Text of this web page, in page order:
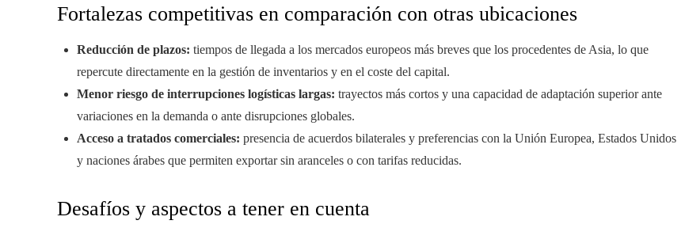
Fortalezas competitivas en comparación con otras ubicaciones
Reducción de plazos: tiempos de llegada a los mercados europeos más breves que los procedentes de Asia, lo que
repercute directamente en la gestión de inventarios y en el coste del capital.
Menor riesgo de interrupciones logísticas largas: trayectos más cortos y una capacidad de adaptación superior ante
variaciones en la demanda o ante disrupciones globales.
Acceso a tratados comerciales: presencia de acuerdos bilaterales y preferencias con la Unión Europea, Estados Unidos
y naciones árabes que permiten exportar sin aranceles o con tarifas reducidas.
Desafíos y aspectos a tener en cuenta